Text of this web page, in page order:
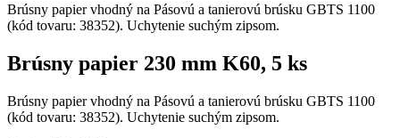
Brúsny papier vhodný na Pásovú a tanierovú brúsku GBTS 1100
(kód tovaru: 38352). Uchytenie suchým zipsom.
Brúsny papier 230 mm K60, 5 ks
Brúsny papier vhodný na Pásovú a tanierovú brúsku GBTS 1100
(kód tovaru: 38352). Uchytenie suchým zipsom.